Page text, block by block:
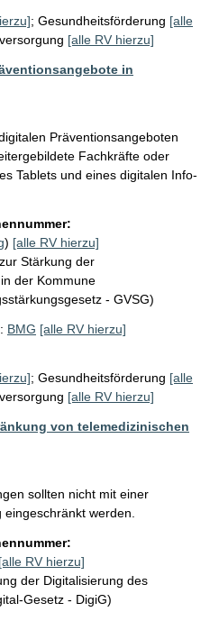
; Gesundheitsförderung [alle
[alle RV hierzu]
in
Präventionsangeboten
Fachkräfte oder
Tablets und eines digitalen Info-
) [alle RV hierzu]
Stärkung der
der Kommune
- GVSG)
BMG [alle RV hierzu]
; Gesundheitsförderung [alle
[alle RV hierzu]
von telemedizinischen
sollten nicht mit einer
werden.
[alle RV hierzu]
der Digitalisierung des
Gesetz - DigiG)